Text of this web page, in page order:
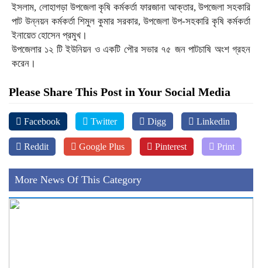
ইসলাম, লোহাগড়া উপজেলা কৃষি কর্মকর্তা ফারজানা আক্তার, উপজেলা সহকারি
পাট উন্নয়ন কর্মকর্তা শিমুল কুমার সরকার, উপজেলা উপ-সহকারি কৃষি কর্মকর্তা
ইনায়েত হোসেন প্রমুখ।
উপজেলার ১২ টি ইউনিয়ন ও একটি পৌর সভার ৭৫ জন পাটচাষি অংশ গ্রহন
করেন।
Please Share This Post in Your Social Media
Facebook Twitter Digg Linkedin
Reddit Google Plus Pinterest Print
More News Of This Category